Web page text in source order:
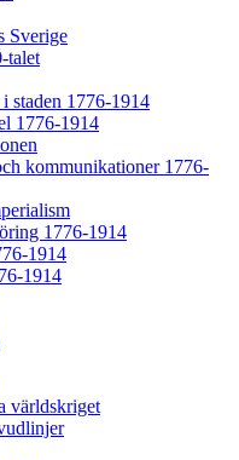
Sverige
talet
staden 1776-1914
1776-1914
kommunikationer 1776-
1776-1914
1914
1914
världskriget